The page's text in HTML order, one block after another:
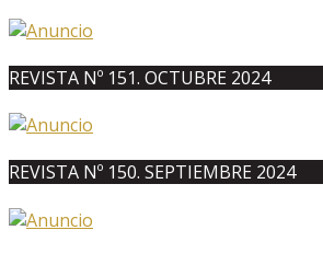
REVISTA Nº 151. OCTUBRE 2024
REVISTA Nº 150. SEPTIEMBRE 2024